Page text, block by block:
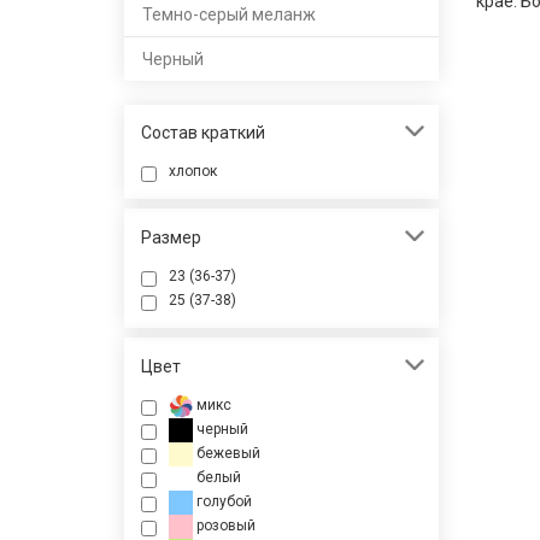
Темно-серый меланж
Черный
Состав краткий
хлопок
Размер
23 (36-37)
25 (37-38)
Цвет
микс
черный
бежевый
белый
голубой
розовый